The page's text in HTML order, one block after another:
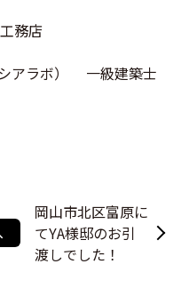
務店
アラボ） 一級建築士
岡山市北区富原に
てYA様邸のお引
渡しでした！